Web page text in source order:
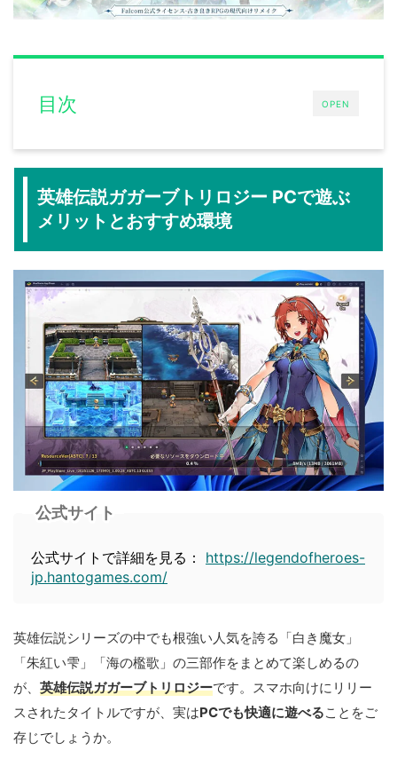
OPEN
目次
英雄伝説ガガーブトリロジー PCで遊ぶ
メリットとおすすめ環境
公式サイト
公式サイトで詳細を見る： https://legendofheroes-
jp.hantogames.com/
英雄伝説シリーズの中でも根強い人気を誇る「白き魔女」
「朱紅い雫」「海の檻歌」の三部作をまとめて楽しめるの
が、 英雄伝説ガガーブトリロジーです。スマホ向けにリリー
スされたタイトルですが、実はPCでも快適に遊べることをご
存じでしょうか。